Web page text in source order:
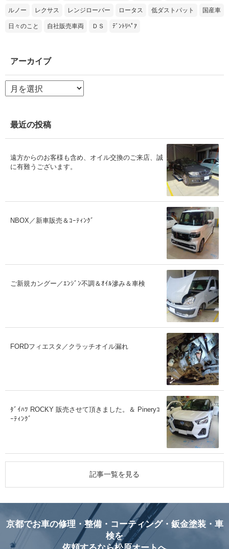
ルノー レクサス レンジローバー ロータス 低ダストパット 国産車
日々のこと 自社販売車両 ＤＳ ﾃﾞﾝﾄﾘﾍﾟｱ
アーカイブ
ア
ー
ブ
最近の投稿
遠方からのお客様も含め、オイル交換のご来店、誠
に有難うございます。
NBOX／新車販売＆ｺｰﾃｨﾝｸﾞ
ご新規カングー／ｴﾝｼﾞﾝ不調＆ｵｲﾙ滲み＆車検
FORDフィエスタ／クラッチオイル漏れ
ﾀﾞｲﾊﾂ ROCKY 販売させて頂きました。＆ Pineryｺ
ｰﾃｨﾝｸﾞ
記事一覧を見る
京都でお車の修理・整備・コーティング・鈑金塗装・車
検を